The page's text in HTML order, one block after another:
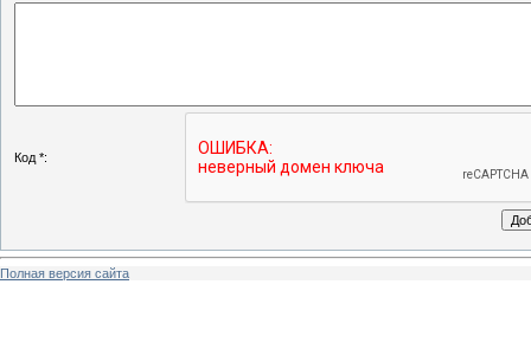
Код *:
Полная версия сайта